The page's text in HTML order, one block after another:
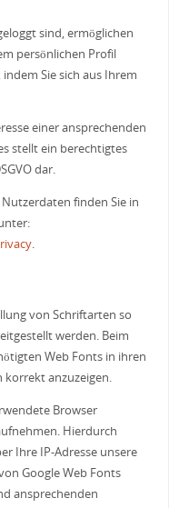
sind, ermöglichen
persönlichen Profil
Sie sich aus Ihrem
einer ansprechenden
stellt ein berechtigtes
dar.
finden Sie in
.
von Schriftarten so
werden. Beim
Web Fonts in ihren
korrekt anzuzeigen.
Browser
Hierdurch
Ihre IP-Adresse unsere
Google Web Fonts
ansprechenden